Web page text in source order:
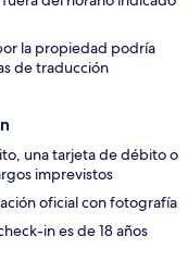
la propiedad podría
de traducción
una tarjeta de débito o
imprevistos
oficial con fotografía
in es de 18 años